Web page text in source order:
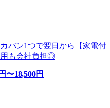
バン1つで翌日から【家電付
用も会社負担◎
円〜18,500円